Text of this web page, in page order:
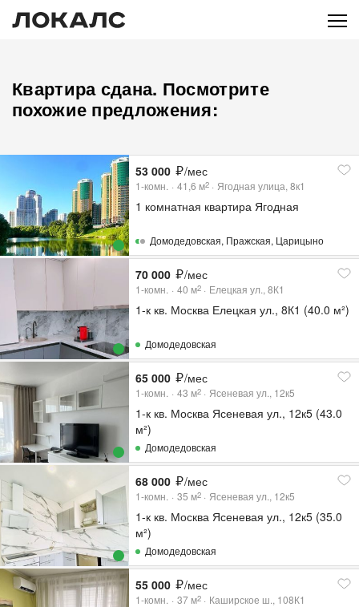
Квартира сдана. Посмотрите
похожие предложения:
53 000 /мес
1-комн. 41,6 м2 Ягодная улица, 8к1
1 комнатная квартира Ягодная
Домодедовская, Пражская, Царицыно
70 000 /мес
1-комн. 40 м2 Елецкая ул., 8К1
1-к кв. Москва Елецкая ул., 8К1 (40.0 м²)
Домодедовская
65 000 /мес
1-комн. 43 м2 Ясеневая ул., 12к5
1-к кв. Москва Ясеневая ул., 12к5 (43.0
м²)
Домодедовская
68 000 /мес
1-комн. 35 м2 Ясеневая ул., 12к5
1-к кв. Москва Ясеневая ул., 12к5 (35.0
м²)
Домодедовская
55 000 /мес
1-комн. 37 м2 Каширское ш., 108К1